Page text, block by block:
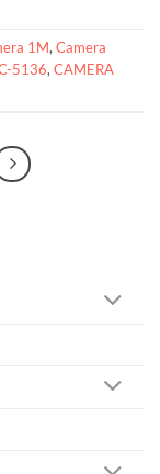
1M, Camera
5136, CAMERA